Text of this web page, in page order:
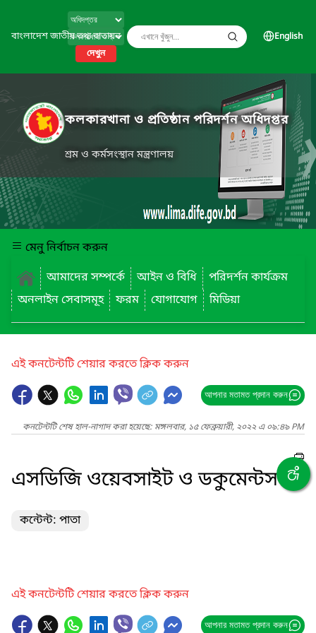
বাংলাদেশ জাতীয় তথ্য বাতায়ন
দেখুন
English
কলকারখানা ও প্রতিষ্ঠান পরিদর্শন অধিদপ্তর
শ্রম ও কর্মসংস্থান মন্ত্রণালয়
মেনু নির্বাচন করুন
আমাদের সম্পর্কে
আইন ও বিধি
পরিদর্শন কার্যক্রম
অনলাইন সেবাসমূহ
ফরম যোগাযোগ মিডিয়া
এই কনটেন্টটি শেয়ার করতে ক্লিক করুন
আপনার মতামত প্রদান করুন
কনটেন্টটি শেষ হাল-নাগাদ করা হয়েছে: মঙ্গলবার, ১৫ ফেব্রুয়ারী, ২০২২ এ ০৯:৪৯ PM
এসডিজি ওয়েবসাইট ও ডকুমেন্টস
কন্টেন্ট: পাতা
এই কনটেন্টটি শেয়ার করতে ক্লিক করুন
আপনার মতামত প্রদান করুন